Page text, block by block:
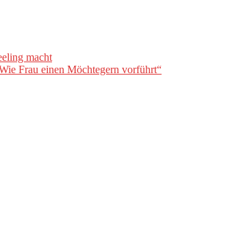
macht
Frau einen Möchtegern vorführt“